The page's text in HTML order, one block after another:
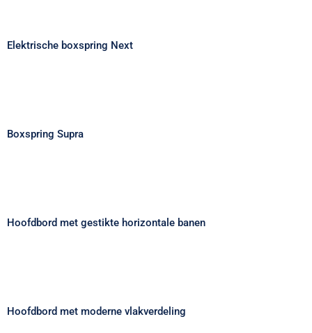
Elektrische boxspring Next
Boxspring Supra
Hoofdbord met gestikte horizontale banen
Hoofdbord met moderne vlakverdeling